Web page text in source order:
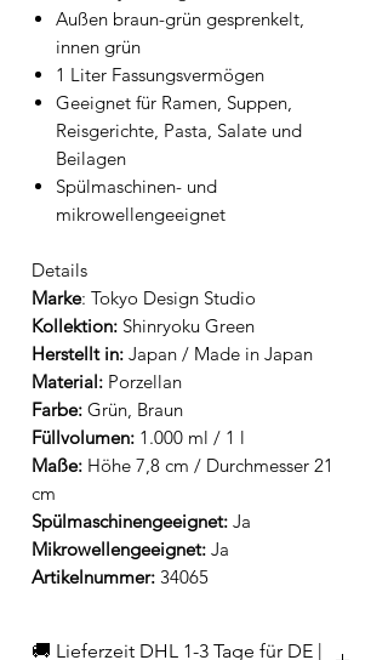
Außen braun-grün gesprenkelt,
innen grün
1 Liter Fassungsvermögen
Geeignet für Ramen, Suppen,
Reisgerichte, Pasta, Salate und
Beilagen
Spülmaschinen- und
mikrowellengeeignet
Details
Marke: Tokyo Design Studio
Kollektion: Shinryoku Green
Herstellt in: Japan / Made in Japan
Material: Porzellan
Farbe: Grün, Braun
Füllvolumen: 1.000 ml / 1 l
Maße: Höhe 7,8 cm / Durchmesser 21
cm
Spülmaschinengeeignet: Ja
Mikrowellengeeignet: Ja
Artikelnummer: 34065
🚚 Lieferzeit DHL 1-3 Tage für DE |